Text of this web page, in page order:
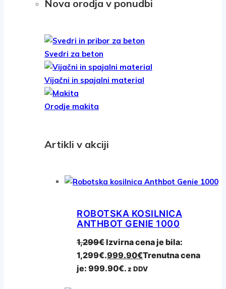
Nova orodja v ponudbi
Svedri za beton
Vijačni in spajalni material
Orodje makita
Artikli v akciji
ROBOTSKA KOSILNICA
ANTHBOT GENIE 1000
1,299€Izvirna cena je bila:
1,299€.999.90€Trenutna cena
je: 999.90€.z DDV